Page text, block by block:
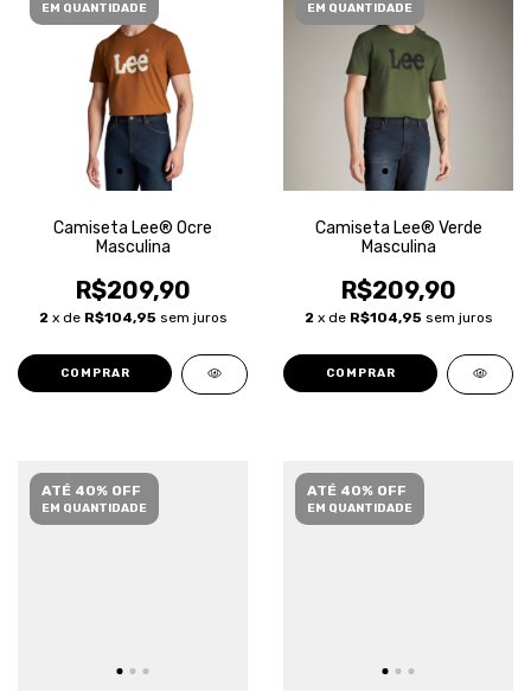
EM QUANTIDADE
Camiseta Lee® Ocre
Masculina
R$209,90
2 x de R$104,95 sem juros
COMPRAR
EM QUANTIDADE
Camiseta Lee® Verde
Masculina
R$209,90
2 x de R$104,95 sem juros
COMPRAR
ATÉ 40% OFF
EM QUANTIDADE
ATÉ 40% OFF
EM QUANTIDADE